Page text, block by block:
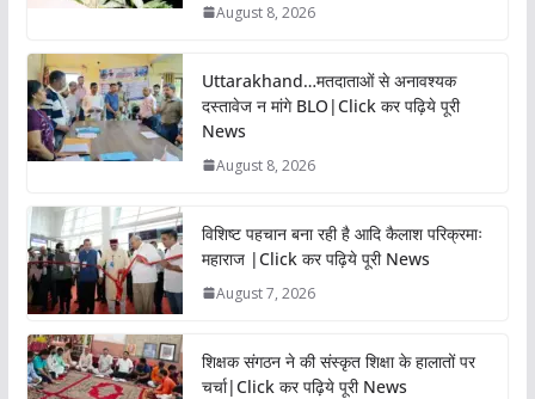
August 8, 2026
Uttarakhand…मतदाताओं से अनावश्यक
दस्तावेज न मांगे BLO|Click कर पढ़िये पूरी
News
August 8, 2026
विशिष्ट पहचान बना रही है आदि कैलाश परिक्रमाः
महाराज |Click कर पढ़िये पूरी News
August 7, 2026
शिक्षक संगठन ने की संस्कृत शिक्षा के हालातों पर
चर्चा|Click कर पढ़िये पूरी News